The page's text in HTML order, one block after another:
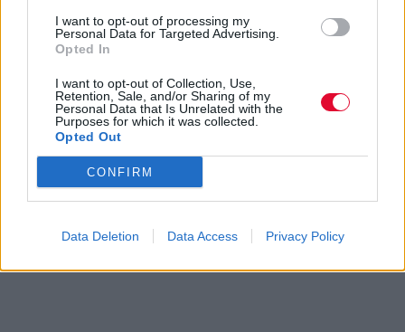
I want to opt-out of processing my
Personal Data for Targeted Advertising.
Opted In
I want to opt-out of Collection, Use,
Retention, Sale, and/or Sharing of my
Personal Data that Is Unrelated with the
Purposes for which it was collected.
Opted Out
CONFIRM
Data Deletion Data Access Privacy Policy